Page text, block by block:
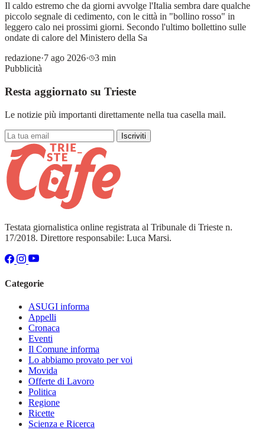
Il caldo estremo che da giorni avvolge l'Italia sembra dare qualche
piccolo segnale di cedimento, con le città in "bollino rosso" in
leggero calo nei prossimi giorni. Secondo l'ultimo bollettino sulle
ondate di calore del Ministero della Sa
redazione·7 ago 2026·
3 min
Pubblicità
Resta aggiornato su Trieste
Le notizie più importanti direttamente nella tua casella mail.
Iscriviti
Testata giornalistica online registrata al Tribunale di Trieste n.
17/2018. Direttore responsabile: Luca Marsi.
Categorie
ASUGI informa
Appelli
Cronaca
Eventi
Il Comune informa
Lo abbiamo provato per voi
Movida
Offerte di Lavoro
Politica
Regione
Ricette
Scienza e Ricerca